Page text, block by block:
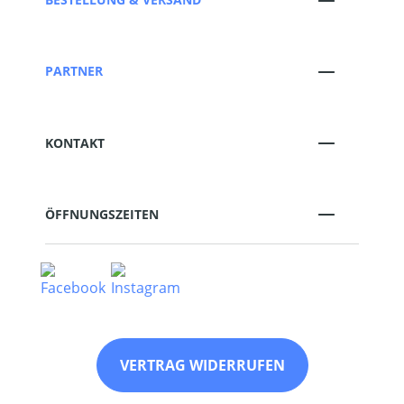
PARTNER
KONTAKT
ÖFFNUNGSZEITEN
VERTRAG WIDERRUFEN